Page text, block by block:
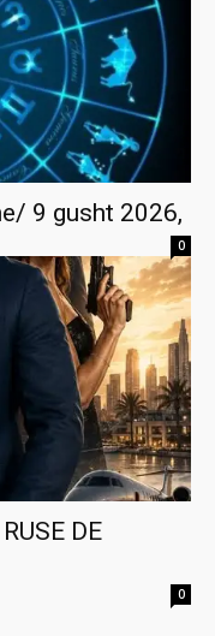
9 gusht 2026,
0
DE
0